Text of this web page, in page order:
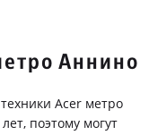
Аннино
Acer метро
поэтому могут